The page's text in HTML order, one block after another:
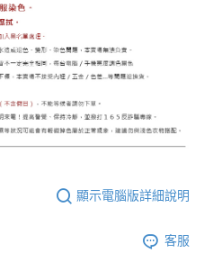
顯示電腦版詳細說明
客服